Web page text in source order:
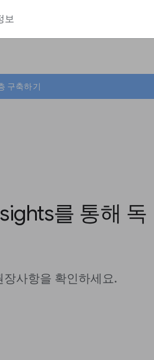
보
구축하기
를 통해 독
사항을 확인하세요.